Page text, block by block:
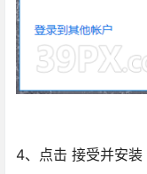
4、点击 接受并安装